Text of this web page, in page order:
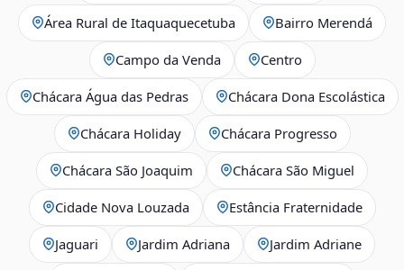
Área Rural de Itaquaquecetuba Bairro Merendá
Campo da Venda Centro
Chácara Água das Pedras Chácara Dona Escolástica
Chácara Holiday Chácara Progresso
Chácara São Joaquim Chácara São Miguel
Cidade Nova Louzada Estância Fraternidade
Jaguari Jardim Adriana Jardim Adriane